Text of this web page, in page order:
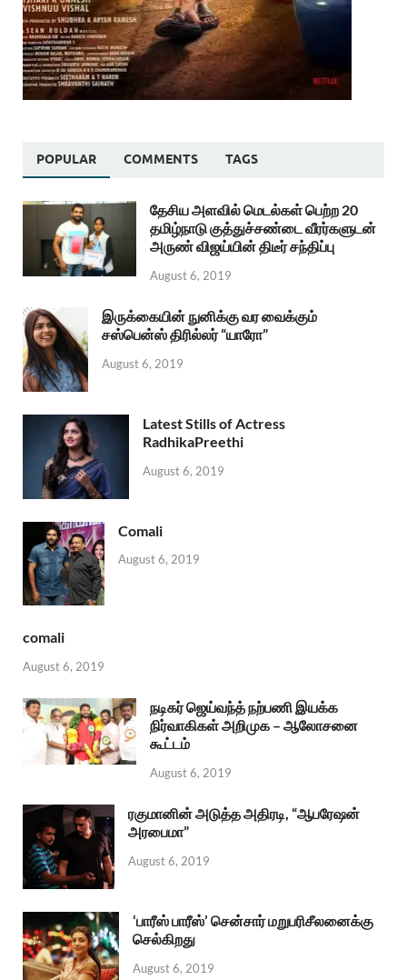
POPULAR COMMENTS TAGS
தேசிய அளவில் மெடல்கள் பெற்ற 20
தமிழ்நாடு குத்துச்சண்டை வீரர்களுடன்
அருண் விஜய்யின் திடீர் சந்திப்பு
August 6, 2019
இருக்கையின் நுனிக்கு வர வைக்கும்
சஸ்பென்ஸ் திரில்லர் “யாரோ”
August 6, 2019
Latest Stills of Actress
RadhikaPreethi
August 6, 2019
Comali
August 6, 2019
comali
August 6, 2019
நடிகர் ஜெய்வந்த் நற்பணி இயக்க
நிர்வாகிகள் அறிமுக – ஆலோசனை
கூட்டம்
August 6, 2019
ரகுமானின் அடுத்த அதிரடி, “ஆபரேஷன்
அரபைமா”
August 6, 2019
‘பாரீஸ் பாரீஸ்’ சென்சார் மறுபரிசீலனைக்கு
செல்கிறது
August 6, 2019